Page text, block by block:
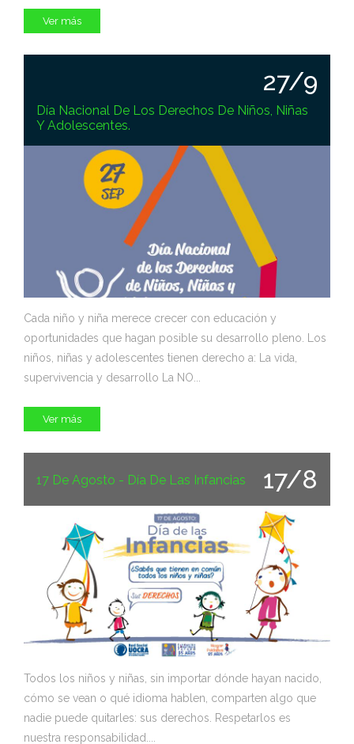
Ver más
27/9
Día Nacional De Los Derechos De Niños, Niñas
Y Adolescentes.
Cada niño y niña merece crecer con educación y
oportunidades que hagan posible su desarrollo pleno. Los
niños, niñas y adolescentes tienen derecho a: La vida,
supervivencia y desarrollo La NO...
Ver más
17/8
17 De Agosto - Día De Las Infancias
Todos los niños y niñas, sin importar dónde hayan nacido,
cómo se vean o qué idioma hablen, comparten algo que
nadie puede quitarles: sus derechos. Respetarlos es
nuestra responsabilidad....